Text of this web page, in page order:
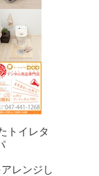
トイレタ
レンジし